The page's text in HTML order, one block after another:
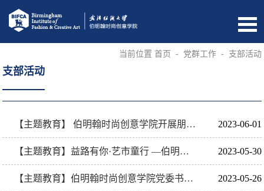
支部活动
当前位置 首页 - 党群工作 - 支部活动
【主题教育】 伯明翰时尚创意学院开展朋辈领航——课外学术竞赛经验分享会 2023-06-01
【主题教育】益路有你·艺市童行 —伯明翰学院把设计实践课堂摆进社区 2023-05-30
【主题教育】伯明翰时尚创意学院党委书记为学生党支部讲党课 2023-05-26